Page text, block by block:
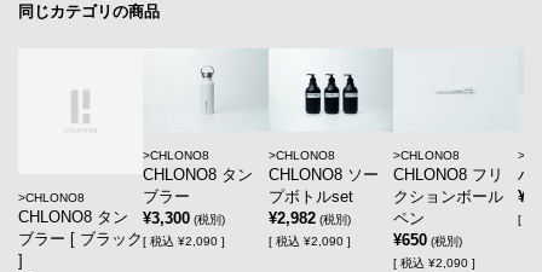
同じカテゴリの商品
CHLONO8
CHLONO8 タン
ブラー [ ブラック
]
CHLONO8
CHLONO8 タン
ブラー
¥3,300 (税別)
[税込 ¥2,090 ]
CHLONO8
CHLONO8 ソー
プボトルset
¥2,982 (税別)
[ 税込 ¥2,090 ]
CHLONO8
CHLONO8 フリ
クションボール
ペン
¥650 (税別)
[ 税込 ¥2,090 ]
ハ
[